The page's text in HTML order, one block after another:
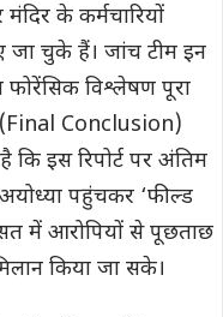
के कर्मचारियों
जा चुके हैं। जांच टीम इन
विश्लेषण पूरा
Conclusion)
कि इस रिपोर्ट पर अंतिम
पहुंचकर ‘फील्ड
में आरोपियों से पूछताछ
किया जा सके।